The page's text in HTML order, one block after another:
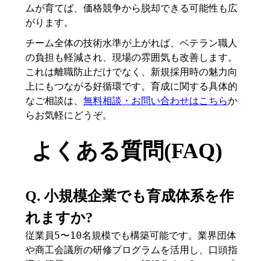
ムが育てば、価格競争から脱却できる可能性も広
がります。
チーム全体の技術水準が上がれば、ベテラン職人
の負担も軽減され、現場の雰囲気も改善します。
これは離職防止だけでなく、新規採用時の魅力向
上にもつながる好循環です。育成に関する具体的
なご相談は、無料相談・お問い合わせはこちらか
らお気軽にどうぞ。
よくある質問(FAQ)
Q. 小規模企業でも育成体系を作
れますか?
従業員5〜10名規模でも構築可能です。業界団体
や商工会議所の研修プログラムを活用し、口頭指